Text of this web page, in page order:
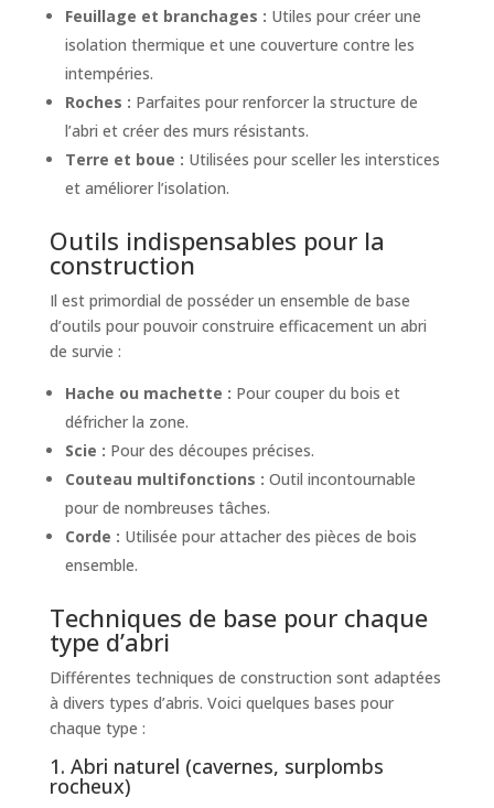
Feuillage et branchages : Utiles pour créer une
isolation thermique et une couverture contre les
intempéries.
Roches : Parfaites pour renforcer la structure de
l’abri et créer des murs résistants.
Terre et boue : Utilisées pour sceller les interstices
et améliorer l’isolation.
Outils indispensables pour la
construction
Il est primordial de posséder un ensemble de base
d’outils pour pouvoir construire efficacement un abri
de survie :
Hache ou machette : Pour couper du bois et
défricher la zone.
Scie : Pour des découpes précises.
Couteau multifonctions : Outil incontournable
pour de nombreuses tâches.
Corde : Utilisée pour attacher des pièces de bois
ensemble.
Techniques de base pour chaque
type d’abri
Différentes techniques de construction sont adaptées
à divers types d’abris. Voici quelques bases pour
chaque type :
1. Abri naturel (cavernes, surplombs
rocheux)